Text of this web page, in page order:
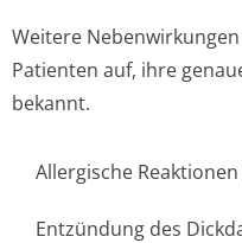
Weitere
Patienten auf, ihre
bekannt.
Allergische
Entzündung des